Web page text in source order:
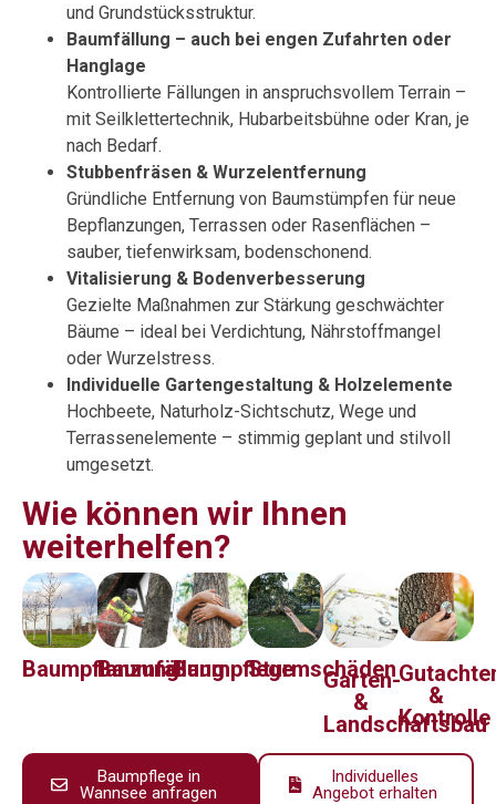
und Grundstücksstruktur.
Baumfällung – auch bei engen Zufahrten oder
Hanglage
Kontrollierte Fällungen in anspruchsvollem Terrain –
mit Seilklettertechnik, Hubarbeitsbühne oder Kran, je
nach Bedarf.
Stubbenfräsen & Wurzelentfernung
Gründliche Entfernung von Baumstümpfen für neue
Bepflanzungen, Terrassen oder Rasenflächen –
sauber, tiefenwirksam, bodenschonend.
Vitalisierung & Bodenverbesserung
Gezielte Maßnahmen zur Stärkung geschwächter
Bäume – ideal bei Verdichtung, Nährstoffmangel
oder Wurzelstress.
Individuelle Gartengestaltung & Holzelemente
Hochbeete, Naturholz-Sichtschutz, Wege und
Terrassenelemente – stimmig geplant und stilvoll
umgesetzt.
Wie können wir Ihnen
weiterhelfen?
Baumpflanzung
BaumfällungBaumpflegeSturmschäden
Garten-
&
Landschaftsbau
&
Kontrolle
Baumpflege in
Wannsee anfragen
Individuelles
Angebot erhalten